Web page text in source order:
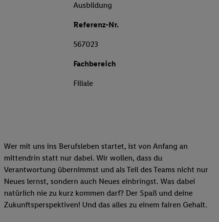
Ausbildung
Referenz-Nr.
567023
Fachbereich
Filiale
Wer mit uns ins Berufsleben startet, ist von Anfang an
mittendrin statt nur dabei. Wir wollen, dass du
Verantwortung übernimmst und als Teil des Teams nicht nur
Neues lernst, sondern auch Neues einbringst. Was dabei
natürlich nie zu kurz kommen darf? Der Spaß und deine
Zukunftsperspektiven! Und das alles zu einem fairen Gehalt.